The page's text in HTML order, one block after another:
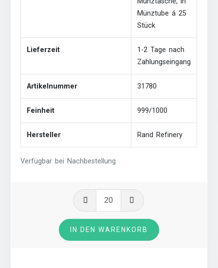
Münztube á 25
Stück
Lieferzeit
1-2 Tage nach
Zahlungseingang
Artikelnummer 31780
Feinheit 999/1000
Hersteller Rand Refinery
Verfügbar bei Nachbestellung
Krügerrand
Unze
Silber
Menge
IN DEN WARENKORB